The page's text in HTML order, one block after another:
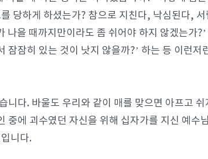
당하게 하셨는가? 참으로 지친다, 낙심된다,
나을 때까지만이라도 좀 쉬어야 하지 않겠는가
잠잠히 있는 것이 낫지 않을까?’ 하는 등 이런
니다. 바울도 우리와 같이 매를 맞으면 아프고
중에 괴수였던 자신을 위해 십자가를 지신 예수
니다.